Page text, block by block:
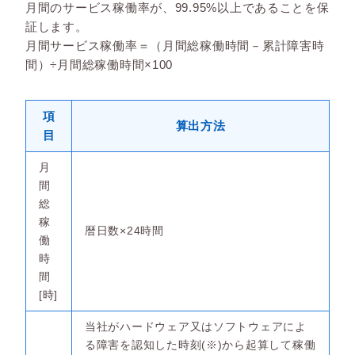
月間のサービス稼働率が、99.95%以上であることを保
証します。
月間サービス稼働率＝（月間総稼働時間－累計障害時
間）÷月間総稼働時間×100
項
目
算出方法
月
間
総
稼
働
時
間
[時]
暦日数×24時間
当社がハードウェア又はソフトウェアによ
る障害を認知した時刻(※)から起算して稼働